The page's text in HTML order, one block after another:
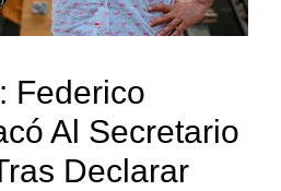
Federico
Al Secretario
Declarar